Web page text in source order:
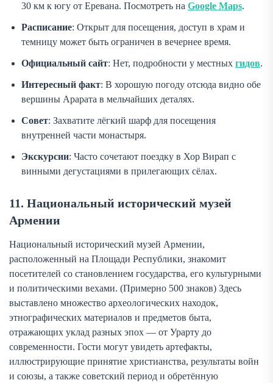
30 км к югу от Еревана. Посмотреть на Google Maps.
Расписание: Открыт для посещения, доступ в храм и
темницу может быть ограничен в вечернее время.
Официальный сайт: Нет, подробности у местных гидов.
Интересный факт: В хорошую погоду отсюда видно обе
вершины Арарата в мельчайших деталях.
Совет: Захватите лёгкий шарф для посещения
внутренней части монастыря.
Экскурсии: Часто сочетают поездку в Хор Вирап с
винными дегустациями в прилегающих сёлах.
11. Национальный исторический музей
Армении
Национальный исторический музей Армении,
расположенный на Площади Республики, знакомит
посетителей со становлением государства, его культурными
и политическими вехами. (Примерно 500 знаков) Здесь
выставлено множество археологических находок,
этнографических материалов и предметов быта,
отражающих уклад разных эпох — от Урарту до
современности. Гости могут увидеть артефакты,
иллюстрирующие принятие христианства, результаты войн
и союзы, а также советский период и обретённую